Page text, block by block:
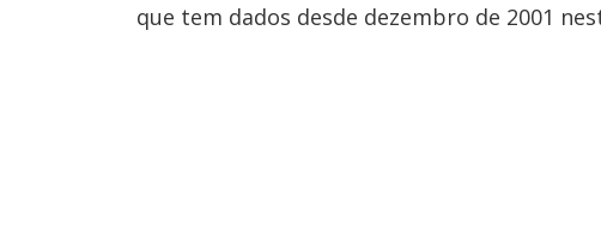
que tem dados desde dezembro de 2001